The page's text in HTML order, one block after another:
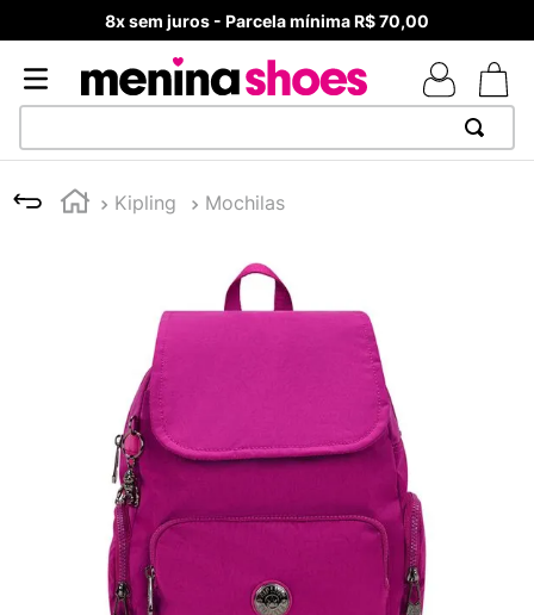
8x sem juros - Parcela mínima R$ 70,00
Kipling Mochilas
1
TÊNIS NEWS BALANCE 530
MELISSAS MINI BABY
SAMBA
MELISSA SLIDE
NEW 530
VANS TÊNIS VANS ULTRARANGE
NEW BALANCE 204L